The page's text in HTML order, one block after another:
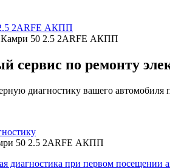
2ARFE АКПП
Камри 50 2.5 2ARFE АКПП
сервис по ремонту
диагностику вашего